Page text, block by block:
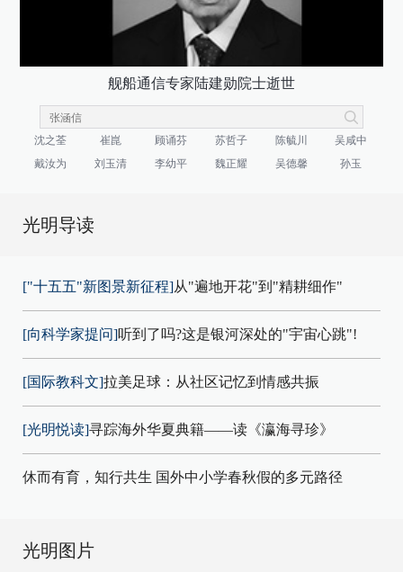
舰船通信专家陆建勋院士逝世
沈之荃 崔崑 顾诵芬 苏哲子 陈毓川
吴咸中
戴汝为
刘玉清 李幼平 魏正耀 吴德馨 孙玉
光明导读
["十五五"新图景新征程]从"遍地开花"到"精耕细作"
[向科学家提问]听到了吗?这是银河深处的"宇宙心跳"!
[国际教科文]拉美足球：从社区记忆到情感共振
[光明悦读]寻踪海外华夏典籍——读《瀛海寻珍》
休而有育，知行共生 国外中小学春秋假的多元路径
光明图片